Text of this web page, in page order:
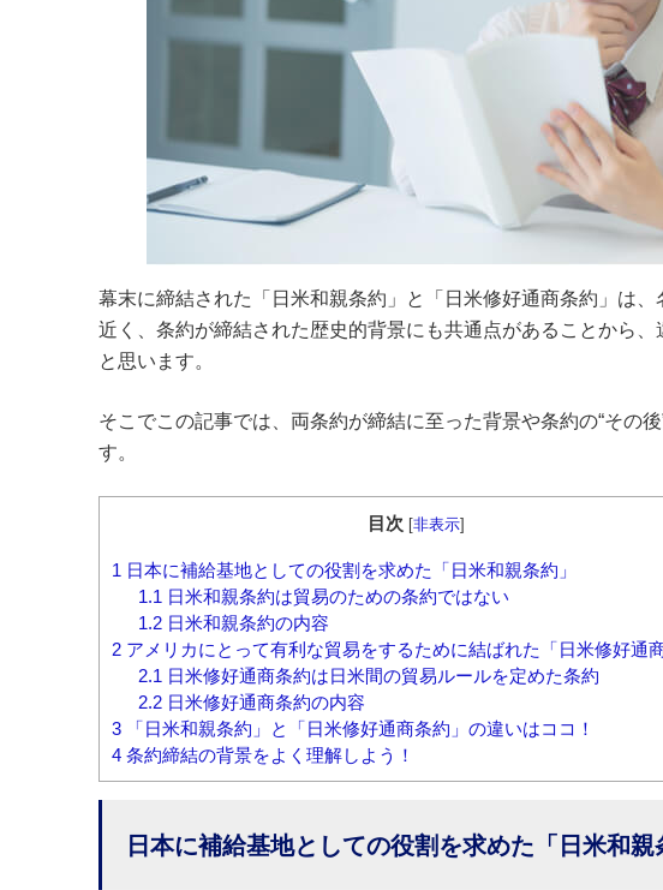
幕末に締結された「日米和親条約」と「日米修好通商条約」は
近く、条約が締結された歴史的背景にも共通点があることから
と思います。
そこでこの記事では、両条約が締結に至った背景や条約の“その
す。
目次 [非表示]
1 日本に補給基地としての役割を求めた「日米和親条約」
1.1 日米和親条約は貿易のための条約ではない
1.2 日米和親条約の内容
2 アメリカにとって有利な貿易をするために結ばれた「日米修好通商
2.1 日米修好通商条約は日米間の貿易ルールを定めた条約
2.2 日米修好通商条約の内容
3 「日米和親条約」と「日米修好通商条約」の違いはココ！
4 条約締結の背景をよく理解しよう！
日本に補給基地としての役割を求めた「日米和親